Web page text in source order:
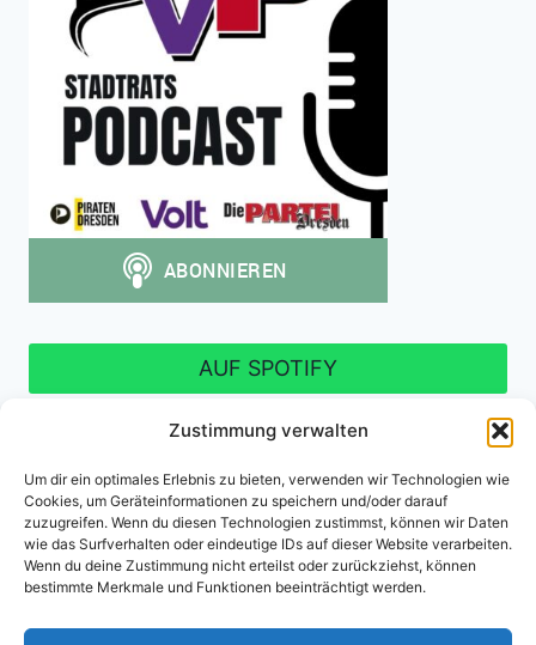
Zustimmung verwalten
Um dir ein optimales Erlebnis zu bieten, verwenden wir Technologien wie
Cookies, um Geräteinformationen zu speichern und/oder darauf
zuzugreifen. Wenn du diesen Technologien zustimmst, können wir Daten
wie das Surfverhalten oder eindeutige IDs auf dieser Website verarbeiten.
Wenn du deine Zustimmung nicht erteilst oder zurückziehst, können
bestimmte Merkmale und Funktionen beeinträchtigt werden.
AUF SPOTIFY
Impressum
Datenschutzerklärung
Cookie-Richtlinie (EU)